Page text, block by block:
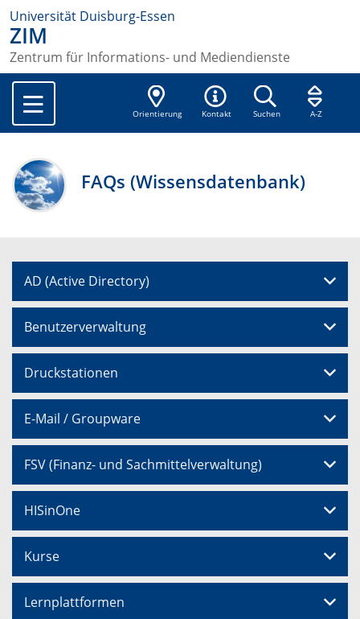
Universität Duisburg-Essen
ZIM
Zentrum für Informations- und Mediendienste
Orientierung Kontakt Suchen A-Z
FAQs (Wissensdatenbank)
AD (Active Directory)
Benutzerverwaltung
Druckstationen
E-Mail / Groupware
FSV (Finanz- und Sachmittelverwaltung)
HISinOne
Kurse
Lernplattformen